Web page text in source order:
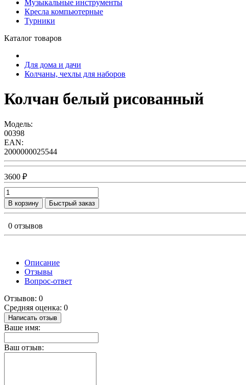
Музыкальные инструменты
Кресла компьютерные
Турники
Каталог товаров
Для дома и дачи
Колчаны, чехлы для наборов
Колчан белый рисованный
Модель:
00398
EAN:
2000000025544
3600 ₽
В корзину Быстрый заказ
0 отзывов
Описание
Отзывы
Вопрос-ответ
Отзывов: 0
Средняя оценка: 0
Написать отзыв
Ваше имя:
Ваш отзыв: